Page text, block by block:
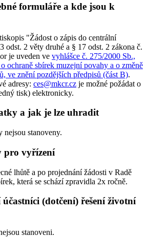
formuláře a kde jsou k
"Žádost o zápis do centrální
odst. 2 věty druhé a § 17 odst. 2 zákona č.
je uveden ve vyhlášce č. 275/2000 Sb.,
ochraně sbírek muzejní povahy a o změně
ve znění pozdějších předpisů (část B).
adresy: ces@mkcr.cz je možné požádat o
tisk) elektronicky.
a jak je lze uhradit
nejsou stanoveny.
pro vyřízení
lhůtě a po projednání žádosti v Radě
která se schází zpravidla 2x ročně.
(dotčení) řešení životní
stanoveni.